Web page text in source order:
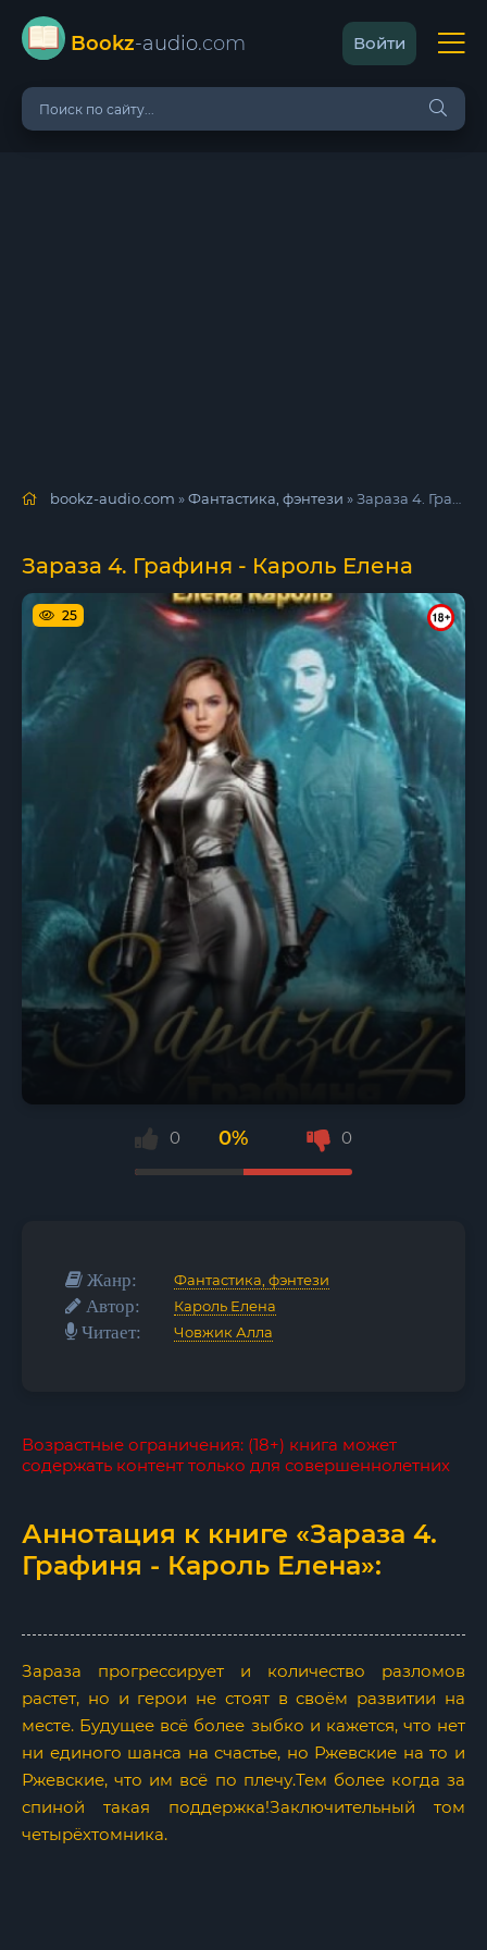
Bookz-audio.com Войти
bookz-audio.com »Фантастика, фэнтези » Зараза 4. Графиня - Кароль Елена
Зараза 4. Графиня - Кароль Елена
25
0 0% 0
Жанр: Фантастика, фэнтези
Автор: Кароль Елена
Читает: Човжик Алла
Возрастные ограничения: (18+) книга может
содержать контент только для совершеннолетних
Аннотация к книге «Зараза 4.
Графиня - Кароль Елена»:
Зараза прогрессирует и количество разломов
растет, но и герои не стоят в своём развитии на
месте. Будущее всё более зыбко и кажется, что нет
ни единого шанса на счастье, но Ржевские на то и
Ржевские, что им всё по плечу.Тем более когда за
спиной такая поддержка!Заключительный том
четырёхтомника.